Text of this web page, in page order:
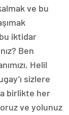
ve bu
iktidar
Ben
Helil
sizlere
birlikte her
ve yolunuz